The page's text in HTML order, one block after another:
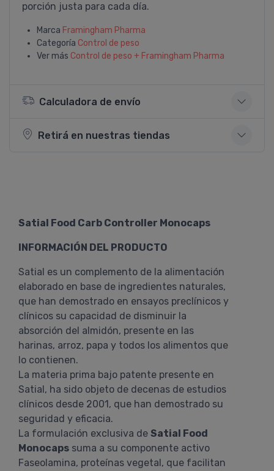
porción justa para cada día.
Marca Framingham Pharma
Categoría Control de peso
Ver más Control de peso + Framingham Pharma
Calculadora de envío
Retirá en nuestras tiendas
Satial Food Carb Controller Monocaps
INFORMACIÓN DEL PRODUCTO
Satial es un complemento de la alimentación
elaborado en base de ingredientes naturales,
que han demostrado en ensayos preclínicos y
clínicos su capacidad de disminuir la
absorción del almidón, presente en las
harinas, arroz, papa y todos los alimentos que
lo contienen.
La materia prima bajo patente presente en
Satial, ha sido objeto de decenas de estudios
clínicos desde 2001, que han demostrado su
seguridad y eficacia.
La formulación exclusiva de Satial Food
Monocaps suma a su componente activo
Faseolamina, proteínas vegetal, que facilitan